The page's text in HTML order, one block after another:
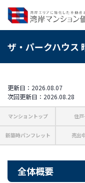
ザ・パークハウス
更新日：2026.08.07
次回更新日：2026.08.28
マンショントップ 住戸
新築時パンフレット 売出
全体概要